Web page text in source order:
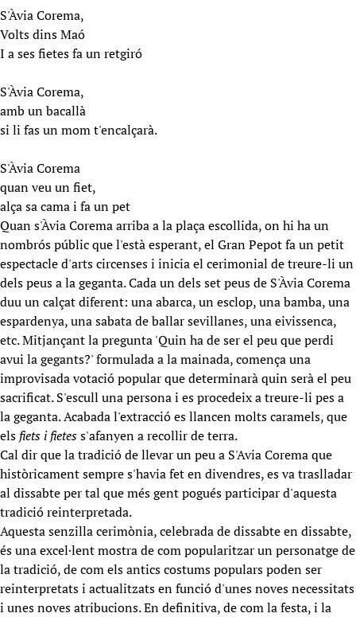
S'Àvia Corema,
Volts dins Maó
I a ses fietes fa un retgiró
S'Àvia Corema,
amb un bacallà
si li fas un mom t'encalçarà.
S'Àvia Corema
quan veu un fiet,
alça sa cama i fa un pet
Quan s'Àvia Corema arriba a la plaça escollida, on hi ha un
nombrós públic que l'està esperant, el Gran Pepot fa un petit
espectacle d'arts circenses i inicia el cerimonial de treure-li un
dels peus a la geganta. Cada un dels set peus de S'Àvia Corema
duu un calçat diferent: una abarca, un esclop, una bamba, una
espardenya, una sabata de ballar sevillanes, una eivissenca,
etc. Mitjançant la pregunta 'Quin ha de ser el peu que perdi
avui la gegants?' formulada a la mainada, comença una
improvisada votació popular que determinarà quin serà el peu
sacrificat. S'escull una persona i es procedeix a treure-li pes a
la geganta. Acabada l'extracció es llancen molts caramels, que
els fiets i fietess'afanyen a recollir de terra.
Cal dir que la tradició de llevar un peu a S'Avia Corema que
històricament sempre s'havia fet en divendres, es va traslladar
al dissabte per tal que més gent pogués participar d'aquesta
tradició reinterpretada.
Aquesta senzilla cerimònia, celebrada de dissabte en dissabte,
és una excel·lent mostra de com popularitzar un personatge de
la tradició, de com els antics costums populars poden ser
reinterpretats i actualitzats en funció d'unes noves necessitats
i unes noves atribucions. En definitiva, de com la festa, i la